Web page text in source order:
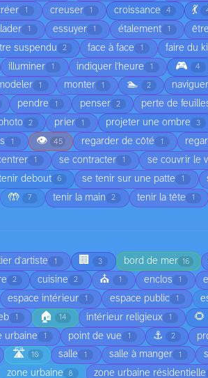
1 creuser 1 croissance 4 💃
1 essuyer 1 étalement 1
suspendu 2 face à face 1 faire du
illuminer 1 indiquer l'heure 1 🎮 4
1 monter 1 🏊 2
pendre 1 penser 2 perte de
2 prier 1 projeter une ombre 3
1 👁️ 45 regarder de côté 1
1 se contracter 1 se couvrir le
debout 6 se tenir sur une patte 1
🤲 7 tenir la main 2 tenir la tête 1
d'artiste 1 🏢 3 bord de mer 16
2 cuisine 2 ⛪ 1 enclos 1
espace intérieur 1 espace public 1
1 🏠 14 intérieur religieux 1 🌻
urbaine 1 point de vue 1 ⚓ 2
🛣️ 10 salle 1 salle à manger 1
zone urbaine 8 zone urbaine résidentielle